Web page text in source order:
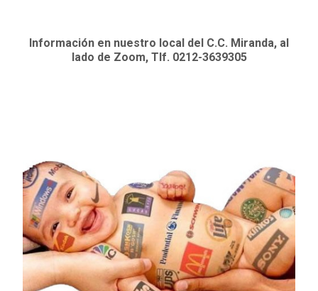
Información en nuestro local del C.C. Miranda, al
lado de Zoom, Tlf. 0212-3639305